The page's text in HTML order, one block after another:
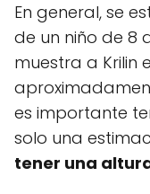
En general, se
de un niño de 8
muestra a Krilin
es importante
solo una
tener una